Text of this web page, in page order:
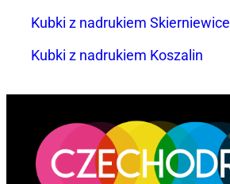
Kubki z nadrukiem Skierniewice
Kubki z nadrukiem Koszalin